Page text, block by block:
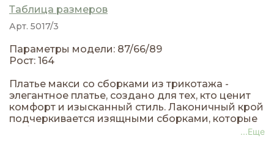
Таблица размеров
Арт. 5017/3
Параметры модели: 87/66/89
Рост: 164
Платье макси со сборками из трикотажа -
элегантное платье, создано для тех, кто ценит
комфорт и изысканный стиль. Лаконичный крой
подчеркивается изящными сборками, которые
добавляют женственности и создают
...Еще